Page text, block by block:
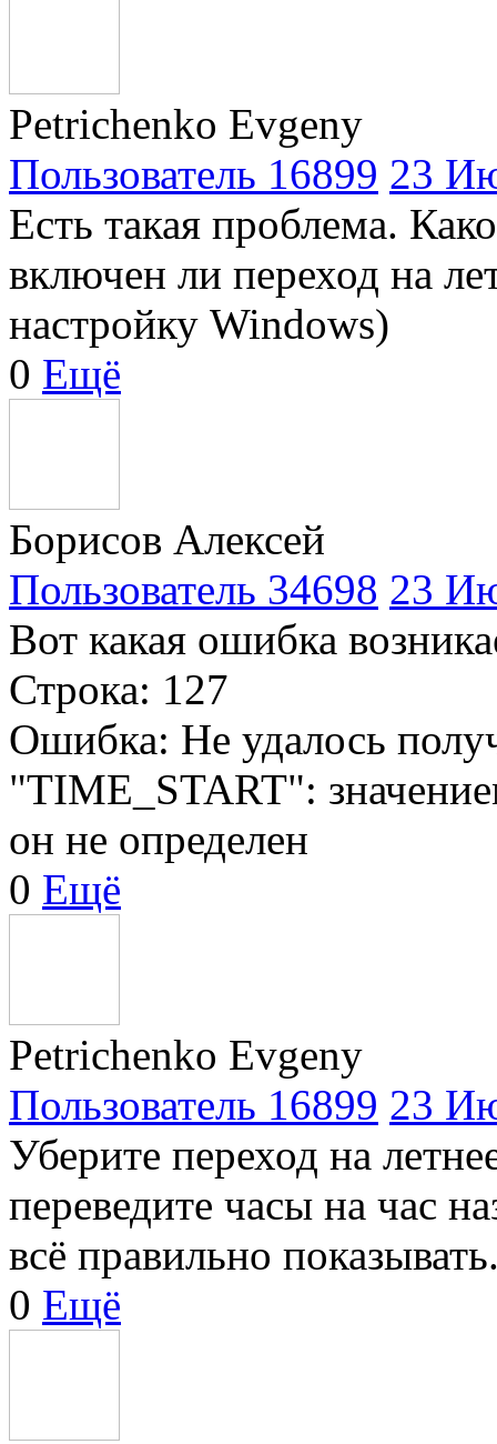
Petrichenko Evgeny
Пользователь 16899 23
Есть такая проблема.
включен ли переход на
настройку Windows)
0 Ещё
Борисов Алексей
Пользователь 34698 23
Вот какая ошибка
Строка: 127
Ошибка: Не удалось
"TIME_START":
он не определен
0 Ещё
Petrichenko Evgeny
Пользователь 16899 23
Уберите переход на
переведите часы на час
всё правильно
0 Ещё